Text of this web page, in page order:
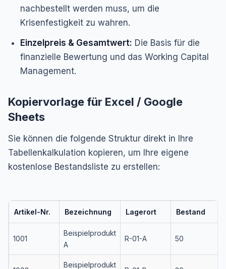
nachbestellt werden muss, um die
Krisenfestigkeit zu wahren.
Einzelpreis & Gesamtwert: Die Basis für die
finanzielle Bewertung und das Working Capital
Management.
Kopiervorlage für Excel / Google
Sheets
Sie können die folgende Struktur direkt in Ihre
Tabellenkalkulation kopieren, um Ihre eigene
kostenlose Bestandsliste zu erstellen:
Artikel-Nr. Bezeichnung Lagerort Bestand
1001
Beispielprodukt
A
R-01-A 50
Beispielprodukt